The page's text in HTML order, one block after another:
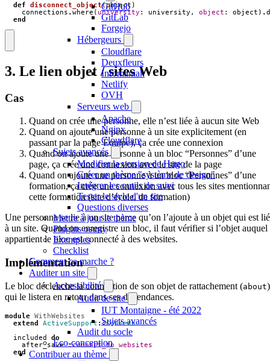
GitHub
GitLab
Forgejo
Hébergeurs
Cloudflare
Deuxfleurs
Infomaniak
Netlify
OVH
Serveurs web
Apache
Nginx
Cloudflare
Sujets avancés
Modifier la version de Hugo
Créer un thème "système de design"
Intégrer les outils de suivi
Tester le style d'un site
Questions diverses
Mettre à jour le thème
Plugins osuny
Exemples
Checklist
Comment ça marche ?
Auditer un site
Accessibilité
Audit de site
IUT Montaigne - été 2022
Sujets avancés
Audit du socle
Éco-conception
Contribuer au thème
def
disconnect_object(object )
connections .where ( university : university , object : object ) .
end
3. Le lien objet / sites Web
Cas
Quand on crée une personne, elle n’est liée à aucun site Web
Quand on ajoute une personne à un site explicitement (en
passant par la page Équipe), ça crée une connexion
Quand on ajoute une personne à un bloc “Personnes” d’une
page, ça crée une connexion avec le site de la page
Quand on ajoute une personne à un bloc “Personnes” d’une
formation, ça crée une connexion avec tous les sites
cette formation (site d’école, de formation)
Une personne se lie à un site parce qu’on l’ajoute à un objet qui est lié
à un site. Quand on enregistre un bloc, il faut vérifier si l’objet auquel
appartient le bloc est connecté à des websites.
Implémentation
Le bloc déclenche la connection de son objet de rattachement (about
qui le listera en retour dans ses dépendances.
module WithWebsites
extend
ActiveSupport ::Concern
included
do
after_save :connect_to_websites
end